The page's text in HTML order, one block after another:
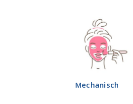
Mechanisch